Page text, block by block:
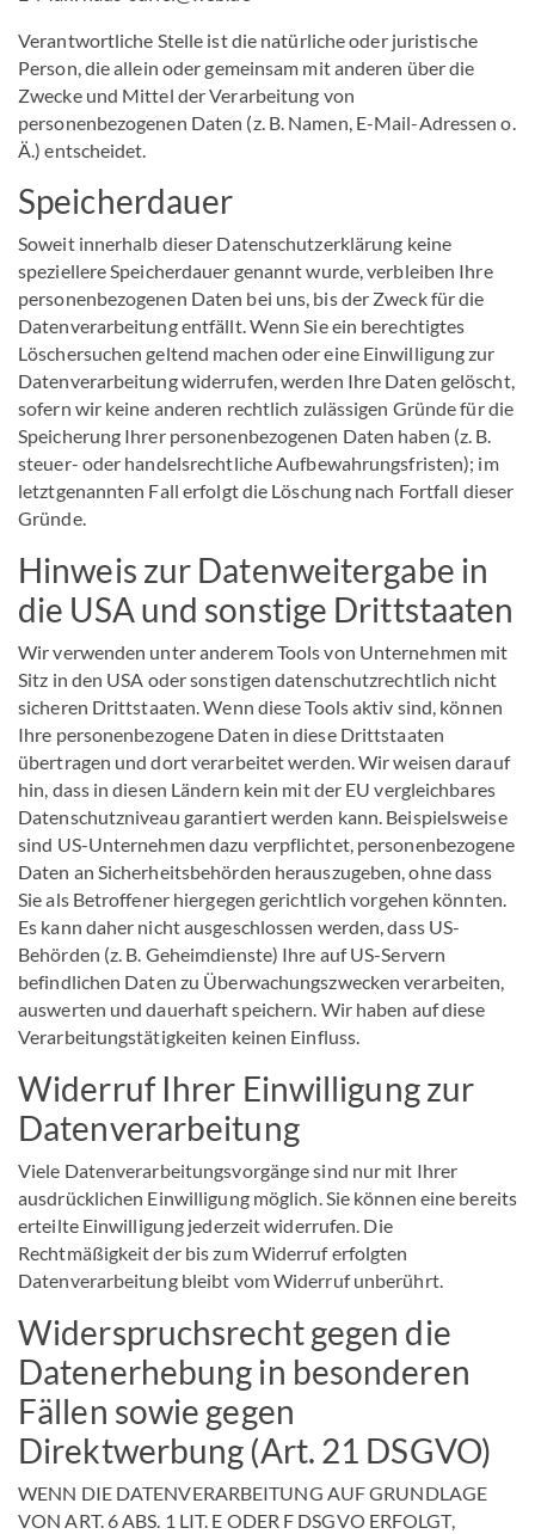
Verantwortliche Stelle ist die natürliche oder juristische
Person, die allein oder gemeinsam mit anderen über die
Zwecke und Mittel der Verarbeitung von
personenbezogenen Daten (z. B. Namen, E-Mail-Adressen o.
Ä.) entscheidet.
Speicherdauer
Soweit innerhalb dieser Datenschutzerklärung keine
speziellere Speicherdauer genannt wurde, verbleiben Ihre
personenbezogenen Daten bei uns, bis der Zweck für die
Datenverarbeitung entfällt. Wenn Sie ein berechtigtes
Löschersuchen geltend machen oder eine Einwilligung zur
Datenverarbeitung widerrufen, werden Ihre Daten gelöscht,
sofern wir keine anderen rechtlich zulässigen Gründe für die
Speicherung Ihrer personenbezogenen Daten haben (z. B.
steuer- oder handelsrechtliche Aufbewahrungsfristen); im
letztgenannten Fall erfolgt die Löschung nach Fortfall dieser
Gründe.
Hinweis zur Datenweitergabe in
die USA und sonstige Drittstaaten
Wir verwenden unter anderem Tools von Unternehmen mit
Sitz in den USA oder sonstigen datenschutzrechtlich nicht
sicheren Drittstaaten. Wenn diese Tools aktiv sind, können
Ihre personenbezogene Daten in diese Drittstaaten
übertragen und dort verarbeitet werden. Wir weisen darauf
hin, dass in diesen Ländern kein mit der EU vergleichbares
Datenschutzniveau garantiert werden kann. Beispielsweise
sind US-Unternehmen dazu verpflichtet, personenbezogene
Daten an Sicherheitsbehörden herauszugeben, ohne dass
Sie als Betroffener hiergegen gerichtlich vorgehen könnten.
Es kann daher nicht ausgeschlossen werden, dass US-
Behörden (z. B. Geheimdienste) Ihre auf US-Servern
befindlichen Daten zu Überwachungszwecken verarbeiten,
auswerten und dauerhaft speichern. Wir haben auf diese
Verarbeitungstätigkeiten keinen Einfluss.
Widerruf Ihrer Einwilligung zur
Datenverarbeitung
Viele Datenverarbeitungsvorgänge sind nur mit Ihrer
ausdrücklichen Einwilligung möglich. Sie können eine bereits
erteilte Einwilligung jederzeit widerrufen. Die
Rechtmäßigkeit der bis zum Widerruf erfolgten
Datenverarbeitung bleibt vom Widerruf unberührt.
Widerspruchsrecht gegen die
Datenerhebung in besonderen
Fällen sowie gegen
Direktwerbung (Art. 21 DSGVO)
WENN DIE DATENVERARBEITUNG AUF GRUNDLAGE
VON ART. 6 ABS. 1 LIT. E ODER F DSGVO ERFOLGT,